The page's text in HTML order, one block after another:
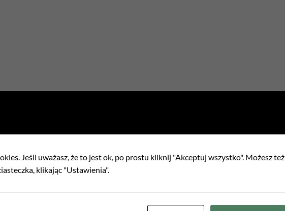
Jeśli uważasz, że to jest ok, po prostu kliknij "Akceptuj wszystko". Możesz też
klikając "Ustawienia".